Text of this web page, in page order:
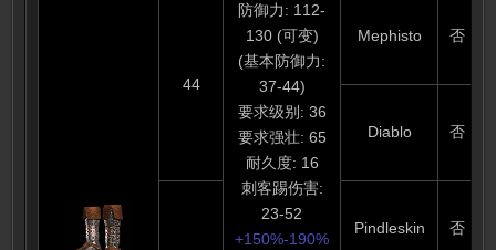
44
防御力: 112-
130 (可变)
(基本防御力:
37-44)
要求级别: 36
要求强壮: 65
耐久度: 16
刺客踢伤害:
23-52
+150%-190%
Mephisto 否
Diablo 否
Pindleskin 否